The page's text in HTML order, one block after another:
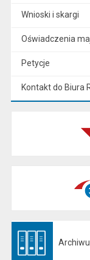
Wnioski i skargi
Oświadczenia
Petycje
Kontakt do Biura